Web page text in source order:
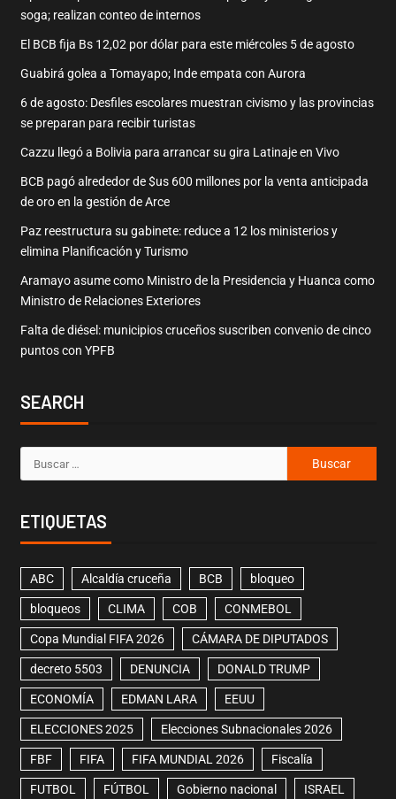
soga; realizan conteo de internos
El BCB fija Bs 12,02 por dólar para este miércoles 5 de agosto
Guabirá golea a Tomayapo; Inde empata con Aurora
6 de agosto: Desfiles escolares muestran civismo y las provincias
se preparan para recibir turistas
Cazzu llegó a Bolivia para arrancar su gira Latinaje en Vivo
BCB pagó alrededor de $us 600 millones por la venta anticipada
de oro en la gestión de Arce
Paz reestructura su gabinete: reduce a 12 los ministerios y
elimina Planificación y Turismo
Aramayo asume como Ministro de la Presidencia y Huanca como
Ministro de Relaciones Exteriores
Falta de diésel: municipios cruceños suscriben convenio de cinco
puntos con YPFB
SEARCH
ETIQUETAS
ABC Alcaldía cruceña BCB bloqueo
bloqueos CLIMA COB CONMEBOL
Copa Mundial FIFA 2026 CÁMARA DE DIPUTADOS
decreto 5503 DENUNCIA DONALD TRUMP
ECONOMÍA EDMAN LARA EEUU
ELECCIONES 2025 Elecciones Subnacionales 2026
FBF FIFA FIFA MUNDIAL 2026 Fiscalía
FUTBOL FÚTBOL Gobierno nacional ISRAEL